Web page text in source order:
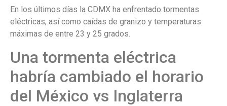
En los últimos días la CDMX ha enfrentado tormentas
eléctricas, así como caídas de granizo y temperaturas
máximas de entre 23 y 25 grados.
Una tormenta eléctrica
habría cambiado el horario
del México vs Inglaterra